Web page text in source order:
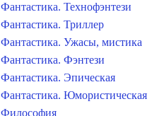
Фантастика. Технофэнтези
Фантастика. Триллер
Фантастика. Ужасы, мистика
Фантастика. Фэнтези
Фантастика. Эпическая
Фантастика. Юмористическая
Философия